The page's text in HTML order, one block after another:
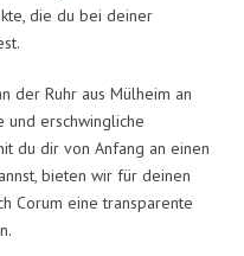
die du bei deiner
der Ruhr aus Mülheim an
und erschwingliche
du dir von Anfang an einen
bieten wir für deinen
Corum eine transparente